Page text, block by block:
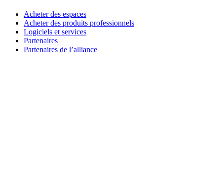
Acheter des espaces
Acheter des produits professionnels
Logiciels et services
Partenaires
Partenaires de l’alliance